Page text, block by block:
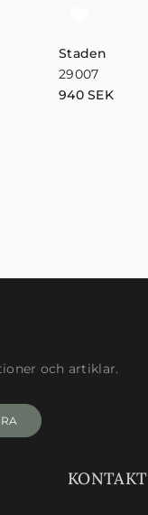
Staden
29007
940SEK
och artiklar.
KONTAKT